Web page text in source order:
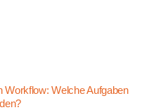
Welche Aufgaben